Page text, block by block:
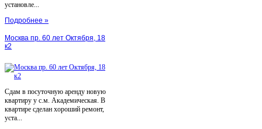
установле...
Подробнее »
Москва пр. 60 лет Октября, 18
к2
Сдам в посуточную аренду новую
квартиру у с.м. Академическая. В
квартире сделан хороший ремонт,
уста...